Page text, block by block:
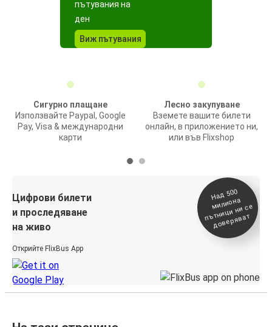
пътувания на
ден
Виж пътувания
Сигурно плащане
Използвайте Paypal, Google
Pay, Visa & международни
карти
Лесно закупуване
Вземете вашите билети
онлайн, в приложението ни,
или във Flixshop
Цифрови билети
и проследяване
на живо
Открийте FlixBus App
На
д 500
милиона
п
ътници ни се
доверяват